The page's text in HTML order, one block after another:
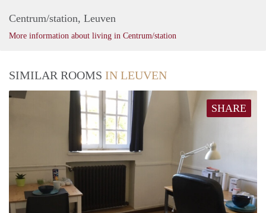
Centrum/station, Leuven
More information about living in Centrum/station
SIMILAR ROOMS IN LEUVEN
SHARE